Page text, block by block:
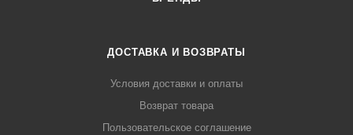
ДОСТАВКА И ВОЗВРАТЫ
Условия доставки и оплаты
Возврат товара
Пользовательское соглашение